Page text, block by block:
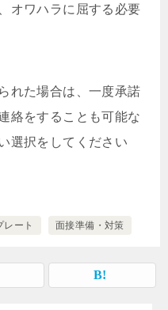
オワハラに屈する必要
れた場合は、一度承諾
絡をすることも可能な
選択をしてください
レート 面接準備・対策